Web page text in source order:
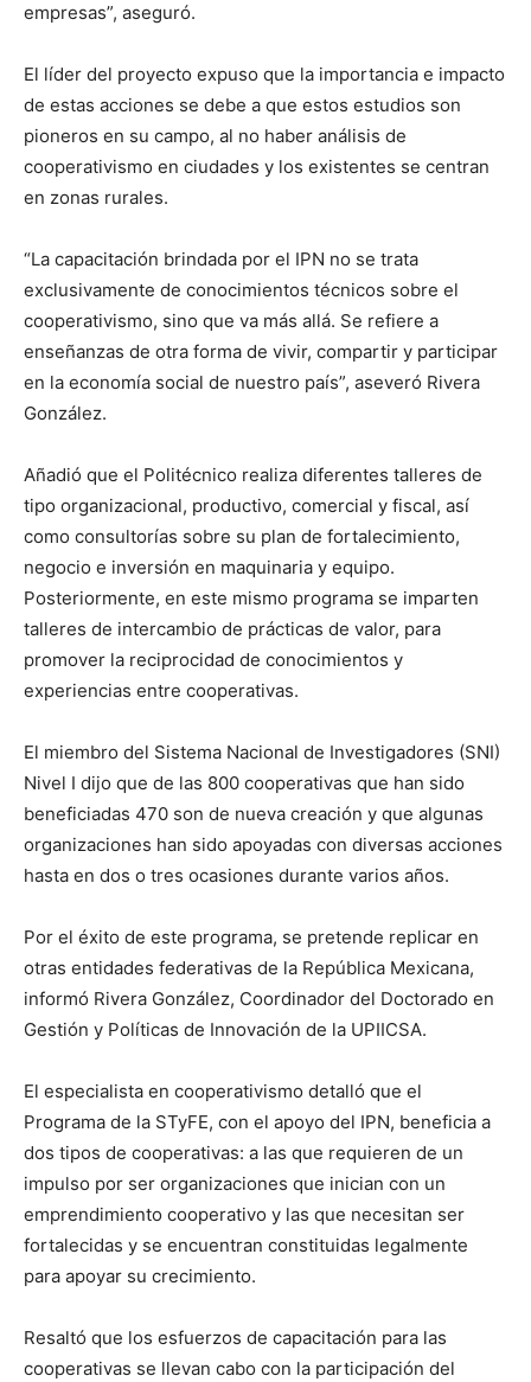
empresas”, aseguró.
El líder del proyecto expuso que la importancia e impacto
de estas acciones se debe a que estos estudios son
pioneros en su campo, al no haber análisis de
cooperativismo en ciudades y los existentes se centran
en zonas rurales.
“La capacitación brindada por el IPN no se trata
exclusivamente de conocimientos técnicos sobre el
cooperativismo, sino que va más allá. Se refiere a
enseñanzas de otra forma de vivir, compartir y participar
en la economía social de nuestro país”, aseveró Rivera
González.
Añadió que el Politécnico realiza diferentes talleres de
tipo organizacional, productivo, comercial y fiscal, así
como consultorías sobre su plan de fortalecimiento,
negocio e inversión en maquinaria y equipo.
Posteriormente, en este mismo programa se imparten
talleres de intercambio de prácticas de valor, para
promover la reciprocidad de conocimientos y
experiencias entre cooperativas.
El miembro del Sistema Nacional de Investigadores (SNI)
Nivel I dijo que de las 800 cooperativas que han sido
beneficiadas 470 son de nueva creación y que algunas
organizaciones han sido apoyadas con diversas acciones
hasta en dos o tres ocasiones durante varios años.
Por el éxito de este programa, se pretende replicar en
otras entidades federativas de la República Mexicana,
informó Rivera González, Coordinador del Doctorado en
Gestión y Políticas de Innovación de la UPIICSA.
El especialista en cooperativismo detalló que el
Programa de la STyFE, con el apoyo del IPN, beneficia a
dos tipos de cooperativas: a las que requieren de un
impulso por ser organizaciones que inician con un
emprendimiento cooperativo y las que necesitan ser
fortalecidas y se encuentran constituidas legalmente
para apoyar su crecimiento.
Resaltó que los esfuerzos de capacitación para las
cooperativas se llevan cabo con la participación del